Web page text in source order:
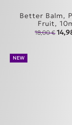
Better Balm,
Fruit,
18,00€
NEW